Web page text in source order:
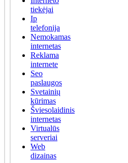
tiekėjai
Ip
telefonija
Nemokamas
internetas
Reklama
internete
Seo
paslaugos
Svetainių
kūrimas
Šviesolaidinis
internetas
Virtualūs
serveriai
Web
dizainas